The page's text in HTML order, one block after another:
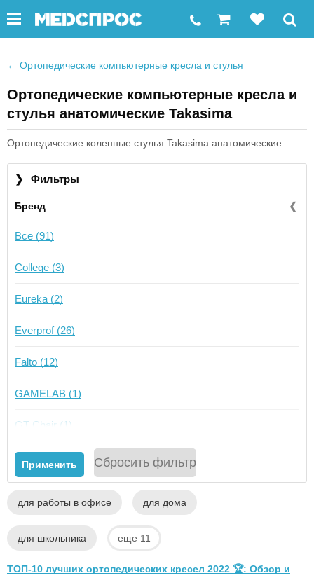
← Ортопедические компьютерные кресла и стулья
Ортопедические компьютерные кресла и
стулья анатомические Takasima
Ортопедические коленные стулья Takasima анатомические
❯ Фильтры
Бренд ❮
Все (91)
College (3)
Eureka (2)
Everprof (26)
Falto (12)
GAMELAB (1)
GT Chair (1)
Norden (3)
Применить Сбросить фильтр
для работы в офисе для дома
для школьника еще 11
ТОП-10 лучших ортопедических кресел 2022 🏆: Обзор и